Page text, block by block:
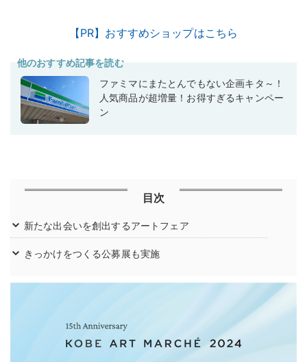
【PR】おすすめショップはこちら
他のおすすめ記事を読む
ファミマにまたとんでもない企画キタ～！
人気商品が超増量！お得すぎるキャンペー
ン
目次
新たな出会いを創出するアートフェア
きっかけをつくる公募展も実施